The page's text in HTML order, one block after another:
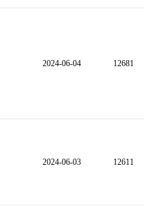
2024-06-04 12681
2024-06-03 12611